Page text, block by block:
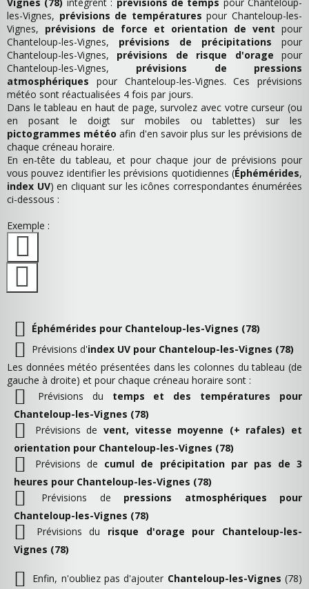
les-Vignes, prévisions de températures pour Chanteloup-les-
Vignes, prévisions de force et orientation de vent pour
Chanteloup-les-Vignes, prévisions de précipitations pour
Chanteloup-les-Vignes, prévisions de risque d'orage pour
Chanteloup-les-Vignes, prévisions de pressions
atmosphériques pour Chanteloup-les-Vignes. Ces prévisions
météo sont réactualisées 4 fois par jours.
Dans le tableau en haut de page, survolez avec votre curseur (ou
en posant le doigt sur mobiles ou tablettes) sur les
pictogrammes météo afin d'en savoir plus sur les prévisions de
chaque créneau horaire.
En en-tête du tableau, et pour chaque jour de prévisions pour
vous pouvez identifier les prévisions quotidiennes (Éphémérides,
index UV) en cliquant sur les icônes correspondantes énumérées
ci-dessous :
Exemple :
Éphémérides pour Chanteloup-les-Vignes (78)
Prévisions d'index UV pour Chanteloup-les-Vignes (78)
Les données météo présentées dans les colonnes du tableau (de
gauche à droite) et pour chaque créneau horaire sont :
Prévisions du temps et des températures pour
Chanteloup-les-Vignes (78)
Prévisions de vent, vitesse moyenne (+ rafales) et
orientation pour Chanteloup-les-Vignes (78)
Prévisions de cumul de précipitation par pas de 3
heures pour Chanteloup-les-Vignes (78)
Prévisions de pressions atmosphériques pour
Chanteloup-les-Vignes (78)
Prévisions du risque d'orage pour Chanteloup-les-
Vignes (78)
Enfin, n'oubliez pas d'ajouter Chanteloup-les-Vignes (78)